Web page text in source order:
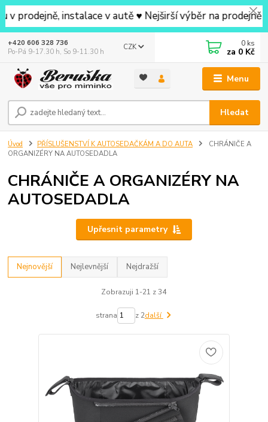
instalace v autě ♥ Nejširší výběr na prodejně v
Menu
CZK
Hledat
+420 606 328 736
Po-Pá 9-17.30 h, So 9-11.30 h
0 ks
za 0 Kč
Úvod PŘÍSLUŠENSTVÍ K AUTOSEDAČKÁM A DO AUTA
CHRÁNIČE A
ORGANIZÉRY NA AUTOSEDADLA
CHRÁNIČE A ORGANIZÉRY NA
AUTOSEDADLA
Upřesnit parametry
Nejnovější Nejlevnější Nejdražší
Zobrazuji 1-21 z 34
strana z 2další